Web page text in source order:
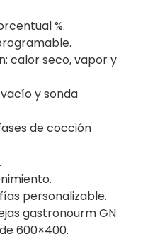
%.
calor seco, vapor y
y sonda
de cocción
personalizable.
gastronourm GN
de 600×400.